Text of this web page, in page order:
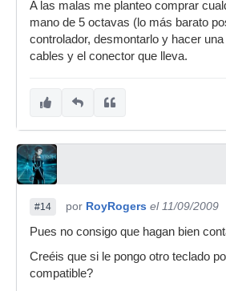
A las malas me planteo comprar
mano de 5 octavas (lo más barato
controlador, desmontarlo y hacer
cables y el conector que lleva.
#14 por RoyRogers el 11/09/2009
Pues no consigo que hagan bien
Creéis que si le pongo otro teclado
compatible?